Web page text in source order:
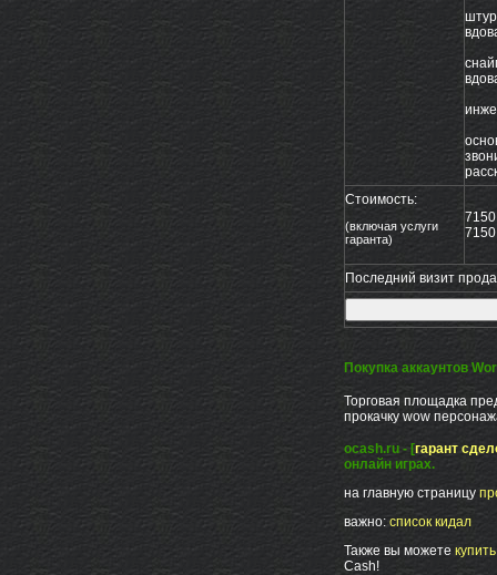
Стоимость:
(включая услуги
гаранта)
Последний визит
Покупка аккаунтов
Торговая площадка
прокачку wow
ocash.ru - [гарант
онлайн играх.
на главную страницу
важно: список кидал
Также вы можете
Cash!